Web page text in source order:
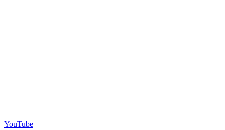
YouTube